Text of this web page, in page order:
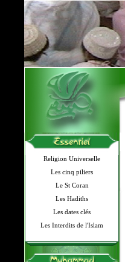
Religion Universelle
Les cinq piliers
Le St Coran
Les Hadiths
Les dates clés
Les Interdits de l'Islam